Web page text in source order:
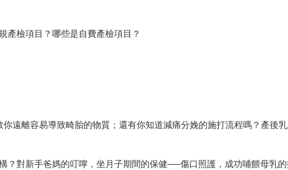
產檢項目？哪些是自費產檢項目？
遠離容易導致畸胎的物質；還有你知道減痛分娩的施打流程嗎？產後
對新手爸媽的叮嚀，坐月子期間的保健──傷口照護，成功哺餵母乳